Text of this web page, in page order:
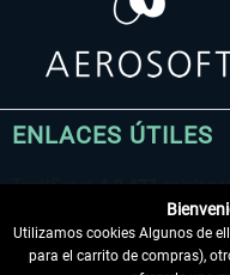
ENLACES ÚTILES
Utilizamos cookies Algunos de
para el carrito de compras),